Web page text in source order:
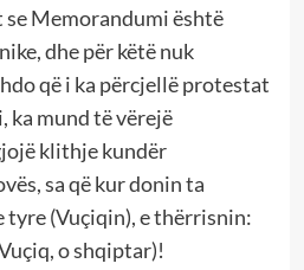
Memorandumi është
dhe për këtë nuk
që i ka përcjellë protestat
ka mund të vërejë
klithje kundër
sa që kur donin ta
(Vuçiqin), e thërrisnin:
Vuçiq, o shqiptar)!